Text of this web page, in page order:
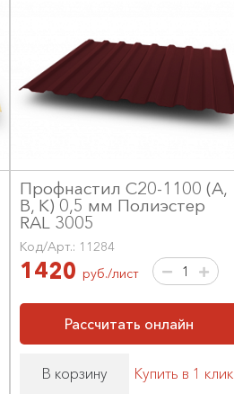
Профнастил С20-1100 (А,
В, К) 0,5 мм Полиэстер
RAL 3005
Код/Арт.: 11284
1420 руб./лист
Рассчитать онлайн
В корзину Купить в 1 клик